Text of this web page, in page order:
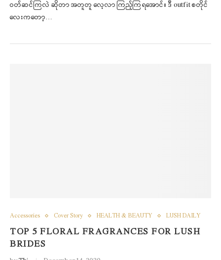
ဝတ်ဆင်ကြလဲ ဆိုတာ အတူတူ လေ့လာ ကြည့်ကြရအောင်။ ဒီ outfit စတိုင်
လေးကတော့…
Accessories Cover Story HEALTH & BEAUTY LUSH DAILY
TOP 5 FLORAL FRAGRANCES FOR LUSH
BRIDES